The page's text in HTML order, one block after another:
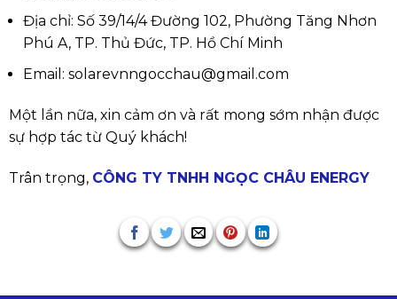
Địa chỉ: Số 39/14/4 Đường 102, Phường Tăng Nhơn
Phú A, TP. Thủ Đức, TP. Hồ Chí Minh
Email: solarevnngocchau@gmail.com
Một lần nữa, xin cảm ơn và rất mong sớm nhận được
sự hợp tác từ Quý khách!
Trân trọng, CÔNG TY TNHH NGỌC CHÂU ENERGY